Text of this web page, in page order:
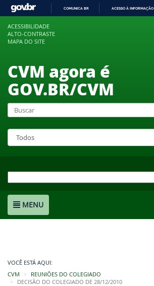
COMUNICA BR ACESSO À INFORMAÇÃO
ACESSIBILIDADE
ALTO-CONTRASTE
MAPA DO SITE
CVM agora é
GOV.BR/CVM
MENU
VOCÊ ESTÁ AQUI:
CVM
REUNIÕES DO COLEGIADO
DECISÃO DO COLEGIADO DE 28/12/2010